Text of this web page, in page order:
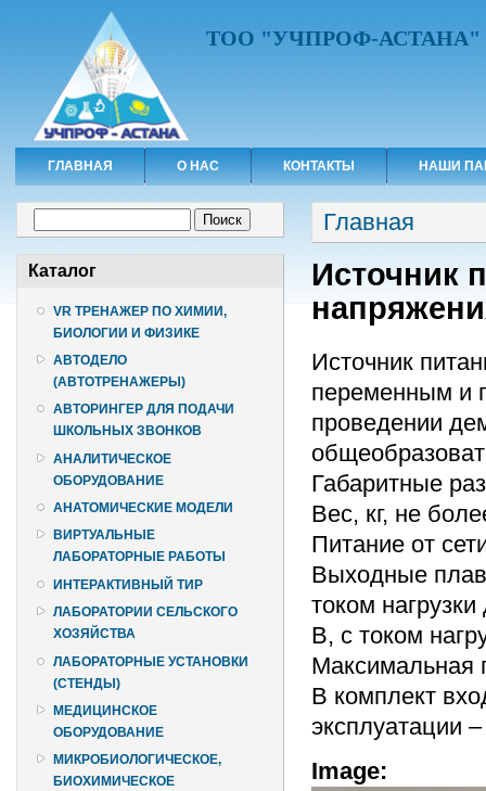
ТОО "УЧПРОФ-АСТАНА"
ГЛАВНАЯ О НАС КОНТАКТЫ НАШИ
Каталог
VR ТРЕНАЖЕР ПО ХИМИИ,
БИОЛОГИИ И ФИЗИКЕ
АВТОДЕЛО
(АВТОТРЕНАЖЕРЫ)
АВТОРИНГЕР ДЛЯ ПОДАЧИ
ШКОЛЬНЫХ ЗВОНКОВ
АНАЛИТИЧЕСКОЕ
ОБОРУДОВАНИЕ
АНАТОМИЧЕСКИЕ МОДЕЛИ
ВИРТУАЛЬНЫЕ
ЛАБОРАТОРНЫЕ РАБОТЫ
ИНТЕРАКТИВНЫЙ ТИР
ЛАБОРАТОРИИ СЕЛЬСКОГО
ХОЗЯЙСТВА
ЛАБОРАТОРНЫЕ УСТАНОВКИ
(СТЕНДЫ)
МЕДИЦИНСКОЕ
ОБОРУДОВАНИЕ
МИКРОБИОЛОГИЧЕСКОЕ,
БИОХИМИЧЕСКОЕ
Вы здесь
Главная
Источник
Источник
переменным и
проведении
Габаритные
Вес, кг, не
Питание от
Выходные
током
В, с током
Максимальная
В комплект
эксплуатации
Image: